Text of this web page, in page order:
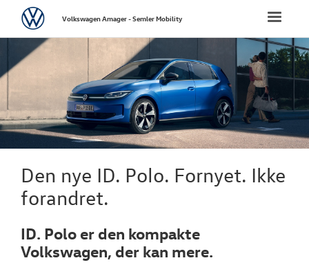
FORSIDE
NYE
Bestil
Byg din
Toggle
VolkswagenVolkswagen Amager - Semler Mobility
Den nye ID. Polo. Fornyet. Ikke
forandret.
ID. Polo er den kompakte
Volkswagen, der kan mere.